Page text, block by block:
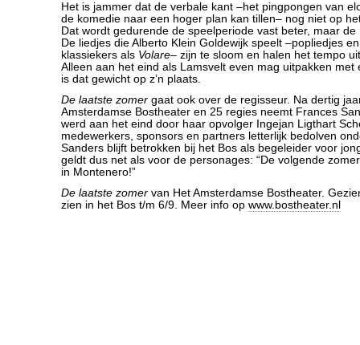
Het is jammer dat de verbale kant –het pingpongen van
de komedie naar een hoger plan kan tillen– nog niet op
Dat wordt gedurende de speelperiode vast beter, maar
De liedjes die Alberto Klein Goldewijk speelt –popliedjes
klassiekers als Volare– zijn te sloom en halen het tempo
Alleen aan het eind als Lamsvelt even mag uitpakken met
is dat gewicht op z’n plaats.
De laatste zomer gaat ook over de regisseur. Na dertig
Amsterdamse Bostheater en 25 regies neemt Frances
werd aan het eind door haar opvolger Ingejan Ligthart
medewerkers, sponsors en partners letterlijk bedolven
Sanders blijft betrokken bij het Bos als begeleider voor
geldt dus net als voor de personages: “De volgende
in Montenero!”
De laatste zomer van Het Amsterdamse Bostheater.
zien in het Bos t/m 6/9. Meer info op www.bostheater.nl